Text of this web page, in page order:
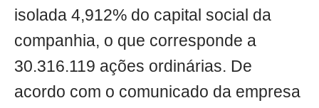
isolada 4,912% do capital social da
companhia, o que corresponde a
30.316.119 ações ordinárias. De
acordo com o comunicado da empresa